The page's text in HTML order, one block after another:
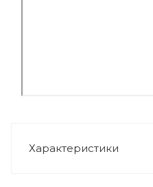
Характеристики